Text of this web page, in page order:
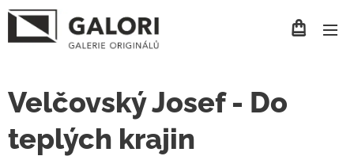
Velčovský Josef - Do
teplých krajin